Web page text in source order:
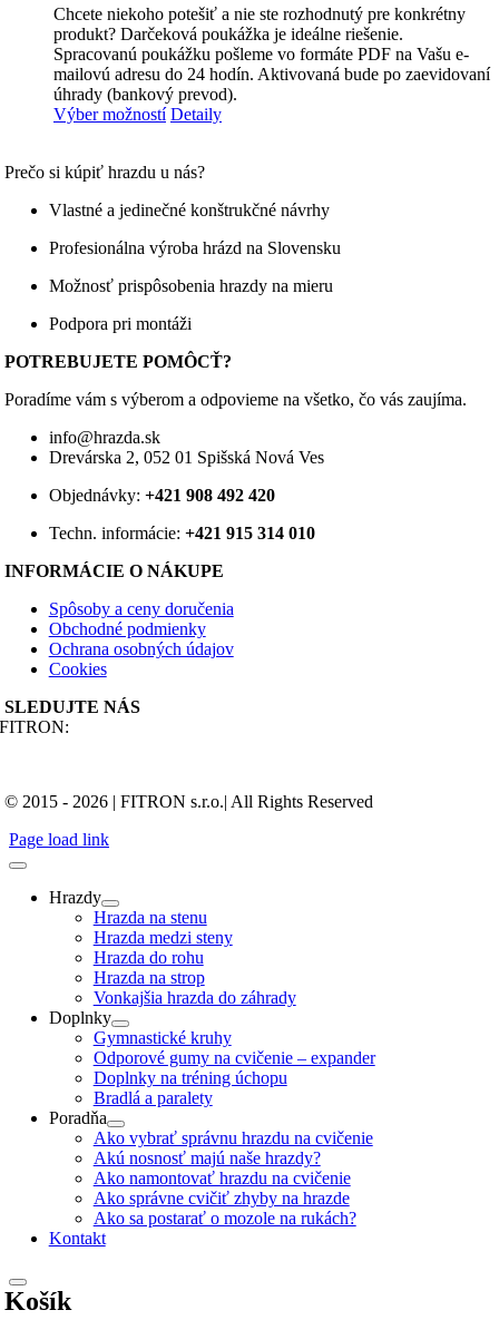
Chcete niekoho potešiť a nie ste rozhodnutý pre konkrétny
produkt? Darčeková poukážka je ideálne riešenie.
Spracovanú poukážku pošleme vo formáte PDF na Vašu e-
mailovú adresu do 24 hodín. Aktivovaná bude po zaevidovaní
úhrady (bankový prevod).
Výber možností Tento
viacero
Možnosti
môžete
na
stránke
produktu.
Detaily
Prečo si kúpiť hrazdu u nás?
Vlastné a jedinečné konštrukčné návrhy
Profesionálna výroba hrázd na Slovensku
Možnosť prispôsobenia hrazdy na mieru
Podpora pri montáži
POTREBUJETE POMÔCŤ?
Poradíme vám s výberom a odpovieme na všetko, čo vás zaujíma.
info@hrazda.sk
Drevárska 2, 052 01 Spišská Nová Ves
Objednávky: +421 908 492 420
Techn. informácie: +421 915 314 010
INFORMÁCIE O NÁKUPE
Spôsoby a ceny doručenia
Obchodné podmienky
Ochrana osobných údajov
Cookies
SLEDUJTE NÁS
FITRON:
© 2015 - 2026 | FITRON s.r.o.| All Rights Reserved
Page load link
Hrazdy
Hrazda na stenu
Hrazda medzi steny
Hrazda do rohu
Hrazda na strop
Vonkajšia hrazda do záhrady
Doplnky
Gymnastické kruhy
Odporové gumy na cvičenie – expander
Doplnky na tréning úchopu
Bradlá a paralety
Poradňa
Ako vybrať správnu hrazdu na cvičenie
Akú nosnosť majú naše hrazdy?
Ako namontovať hrazdu na cvičenie
Ako správne cvičiť zhyby na hrazde
Ako sa postarať o mozole na rukách?
Kontakt
Košík